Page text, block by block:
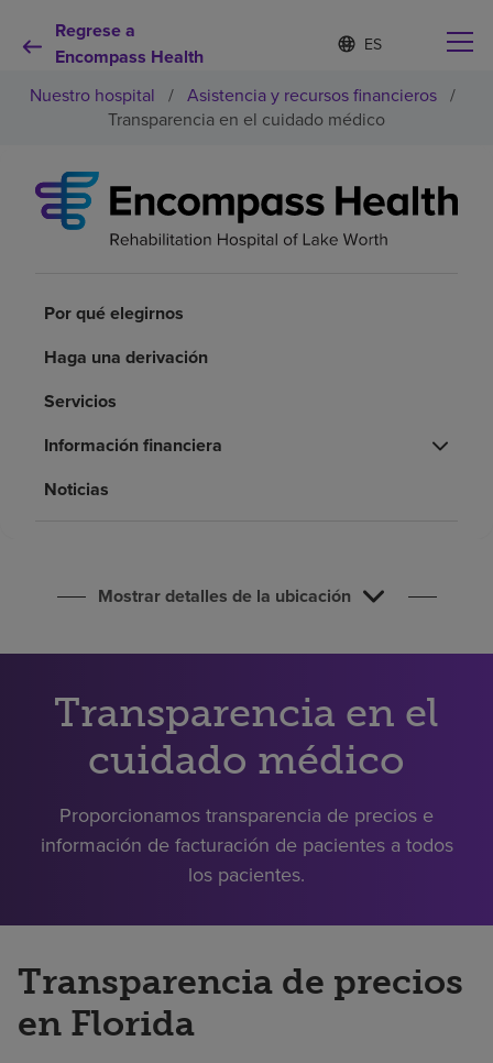
Regrese a
Encompass Health
Lista
de
idiomas
contraída
d
o
m
e
c
Por qué debe elegirnos
Pacientes y cuidadores
Acerca de nosotros
Nuestro hospital / Asistencia y recursos financieros /
Transparencia en el cuidado médico
Por qué elegirnos
Haga una derivación
Servicios
Información financiera
Noticias
Mostrar detalles de la ubicación
Transparencia en el
cuidado médico
Proporcionamos transparencia de precios e
información de facturación de pacientes a todos
los pacientes.
Transparencia de precios
en Florida